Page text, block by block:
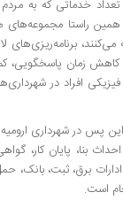
خدماتی که به
راستا مجموعه‌های
برنامه‌ریزی‌های
کاهش زمان پاسخگویی،
افراد در
پس در شهرداری ارومیه
احداث بنا، پایان
ادارات برق، ثبت،
است.